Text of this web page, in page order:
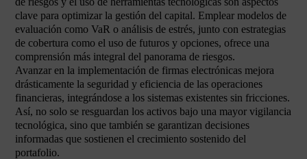
clave para optimizar la gestión del capital. Emplear modelos de
evaluación como VaR o análisis de estrés, junto con estrategias
de cobertura como el uso de futuros y opciones, ofrece una
comprensión más integral del panorama de riesgos.
Avanzar en la implementación de firmas electrónicas mejora
drásticamente la seguridad y eficiencia de las operaciones
financieras, integrándose a los sistemas existentes sin fricciones.
Así, no solo se resguardan los activos bajo una mayor vigilancia
tecnológica, sino que también se garantizan decisiones
informadas que sostienen el crecimiento sostenido del
portafolio.